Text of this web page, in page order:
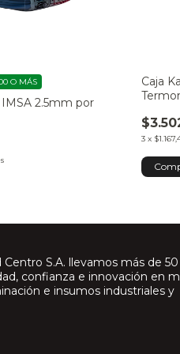
2.5mm por
O MÁS
Caja
3 x
Centro S.A. llevamos más de
confianza e innovación en
e insumos industriales y